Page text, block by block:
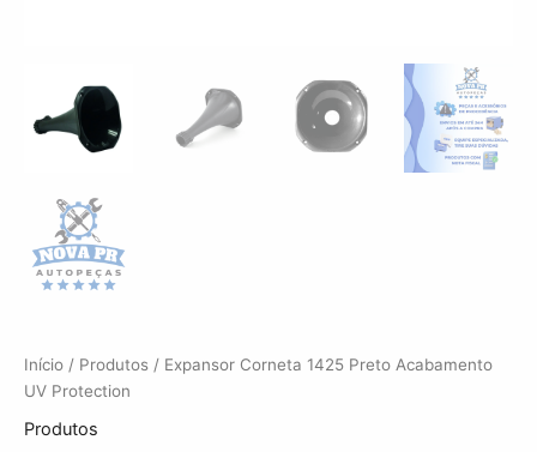
Início / Produtos / Expansor Corneta 1425 Preto Acabamento
UV Protection
Produtos